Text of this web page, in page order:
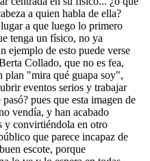
a quien habla de ella?
a que luego lo primero
tenga un físico, no ya
ejemplo de esto puede verse
Collado, que no es fea,
plan "mira qué guapa soy",
eventos serios y trabajar
pues que esta imagen de
vendía, y han acabado
y convirtiéndola en otro
que parece incapaz de
escote, porque